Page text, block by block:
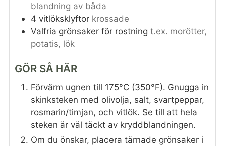
blandning av båda
4 vitlöksklyftor krossade
Valfria grönsaker för rostning t.ex. morötter,
potatis, lök
GÖR SÅ HÄR
Förvärm ugnen till 175°C (350°F). Gnugga in
skinksteken med olivolja, salt, svartpeppar,
rosmarin/timjan, och vitlök. Se till att hela
steken är väl täckt av kryddblandningen.
Om du önskar, placera tärnade grönsaker i